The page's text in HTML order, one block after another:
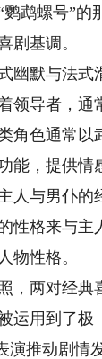
鹉螺号”的
剧基调。
幽默与法式
领导者，通
角色通常以
能，提供情
人与男仆的
性格来与主
物性格。
，两对经典
运用到了极
演推动剧情